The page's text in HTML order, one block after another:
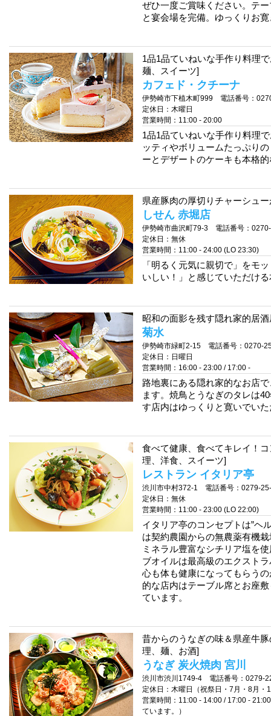
ぜひ一度ご賞味ください。テ
と宴会場を完備。ゆっくりお
1品1品ていねいな手作り料理
麺、スイーツ]
カフェド・クチーナ
伊勢崎市下植木町999 電話番号：
定休日：木曜日
営業時間：11:00 - 20:00
1品1品ていねいな手作り料理
ッティやボリュームたっぷり
ーとデザートのケーキも本格
県産豚肉の厚切りチャーシュ
しせん 赤堀店
伊勢崎市曲沢町79-3 電話番号：
定休日：無休
営業時間：11:00 - 24:00 (LO 23:30)
「明るく元気に親切で」をモ
いしい！」と感じていただけ
昭和の面影を残す隠れ家的居
菊水
伊勢崎市緑町2-15 電話番号：0270-
定休日：日曜日
営業時間：16:00 - 23:00 / 17:00 -
路地裏にある隠れ家的なお店
ます。焼鳥とうなぎのタレは
す店内はゆっくりと寛いでい
食べて健康、食べてキレイ！
理、洋食、スイーツ]
レストラン イタリア亭
渋川市中村372-1 電話番号：0279-
定休日：無休
営業時間：11:00 - 23:00 (LO 22:00)
イタリア亭のコンセプトは”ヘ
は契約農園からの無農薬有機
ミネラル豊富なシチリア塩を
ブオイルは最高級のエクスト
心も体も健康になってもらう
的な店内はテーブル席とお座
ています。
昔からのうなぎの味＆県産牛
理、麺、お酒]
うなぎ 炭火焼肉 宮川
渋川市渋川1749-4 電話番号：0279-
定休日：木曜日（祝祭日・7月・8月・
営業時間：11:00 - 14:00 / 17:00 -
ています。）